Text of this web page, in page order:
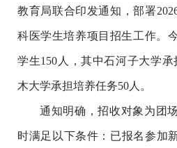
教育局联合印发通知，部署
科医学生培养项目招生工作。
学生150人，其中石河子大学
木大学承担培养任务50人。
通知明确，招收对象为团
时满足以下条件：已报名参加